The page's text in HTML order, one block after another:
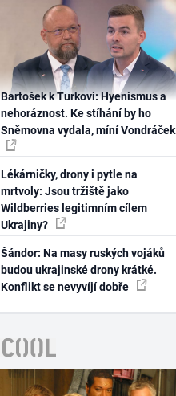
Bartošek k Turkovi: Hyenismus a
nehoráznost. Ke stíhání by ho
Sněmovna vydala, míní Vondráček
Lékárničky, drony i pytle na
mrtvoly: Jsou tržiště jako
Wildberries legitimním cílem
Ukrajiny?
Šándor: Na masy ruských vojáků
budou ukrajinské drony krátké.
Konflikt se nevyvíjí dobře